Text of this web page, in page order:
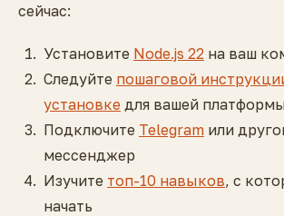
сейчас:
Установите Node.js 22 на ваш
Следуйте пошаговой
установке для вашей
Подключите Telegram или
мессенджер
Изучите топ-10 навыков, с
начать